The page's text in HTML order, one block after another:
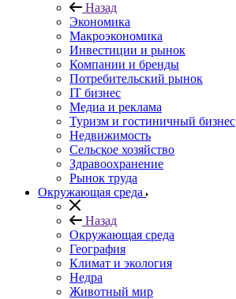
Назад
Экономика
Макроэкономика
Инвестиции и рынок
Компании и бренды
Потребительский рынок
IT бизнес
Медиа и реклама
Туризм и гостиничный бизнес
Недвижимость
Сельское хозяйство
Здравоохранение
Рынок труда
Окружающая среда
Назад
Окружающая среда
География
Климат и экология
Недра
Животный мир